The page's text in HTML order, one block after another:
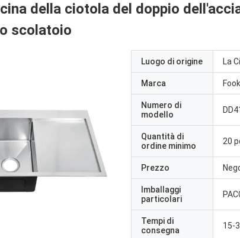
della ciotola del doppio
scolatoio
Luogo di origine La
Marca
Numero di
modello
Quantità di
ordine minimo
20
Prezzo
Imballaggi
particolari
Tempi di
consegna
15-